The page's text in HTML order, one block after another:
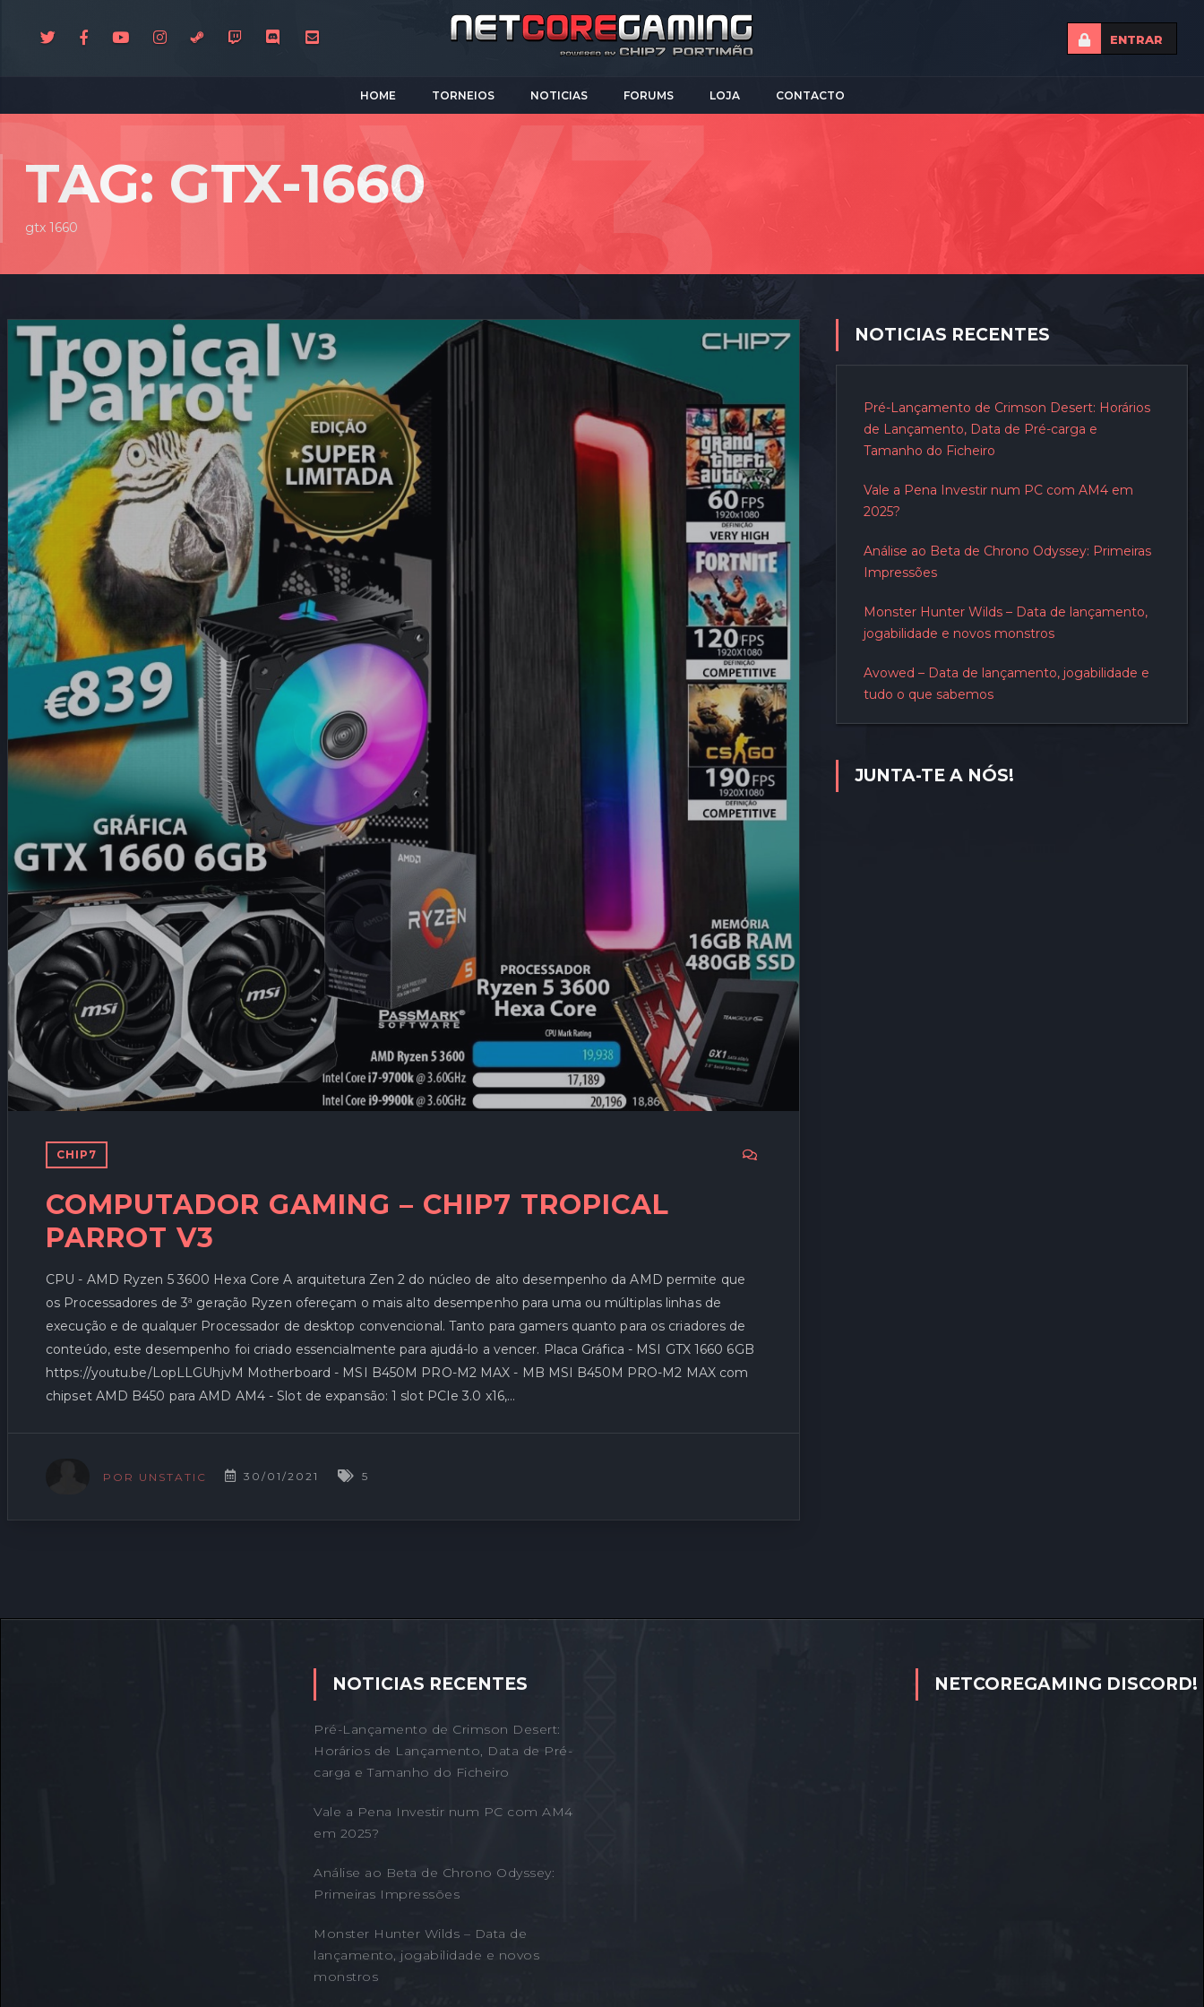
ENTRAR
HOME TORNEIOS NOTICIAS FORUMS LOJA CONTACTO
TAG: GTX-1660
gtx 1660
CHIP7
COMPUTADOR GAMING – CHIP7 TROPICAL
PARROT V3
CPU - AMD Ryzen 5 3600 Hexa Core A arquitetura Zen 2 do núcleo de alto desempenho da AMD permite que
os Processadores de 3ª geração Ryzen ofereçam o mais alto desempenho para uma ou múltiplas linhas de
execução e de qualquer Processador de desktop convencional. Tanto para gamers quanto para os criadores de
conteúdo, este desempenho foi criado essencialmente para ajudá-lo a vencer. Placa Gráfica - MSI GTX 1660 6GB
https://youtu.be/LopLLGUhjvM Motherboard - MSI B450M PRO-M2 MAX - MB MSI B450M PRO-M2 MAX com
chipset AMD B450 para AMD AM4 - Slot de expansão: 1 slot PCIe 3.0 x16,…
POR UNSTATIC 30/01/2021 5
NOTICIAS RECENTES
Pré-Lançamento de Crimson Desert: Horários
de Lançamento, Data de Pré-carga e
Tamanho do Ficheiro
Vale a Pena Investir num PC com AM4 em
2025?
Análise ao Beta de Chrono Odyssey: Primeiras
Impressões
Monster Hunter Wilds – Data de lançamento,
jogabilidade e novos monstros
Avowed – Data de lançamento, jogabilidade e
tudo o que sabemos
JUNTA-TE A NÓS!
NOTICIAS RECENTES
Pré-Lançamento de Crimson Desert:
Horários de Lançamento, Data de Pré-
carga e Tamanho do Ficheiro
Vale a Pena Investir num PC com AM4
em 2025?
Análise ao Beta de Chrono Odyssey:
Primeiras Impressões
Monster Hunter Wilds – Data de
lançamento, jogabilidade e novos
monstros
NETCOREGAMING DISCORD!